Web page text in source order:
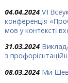
04.04.2024 VІ
конференція
мов у контексті
31.03.2024
з
08.03.2024 Ми